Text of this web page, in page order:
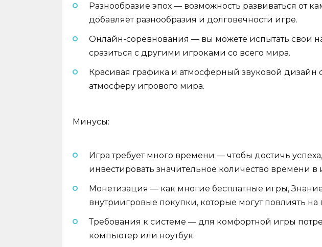
Разнообразие эпох — возможность развиваться от
добавляет разнообразия и долговечности игре.
Онлайн-соревнования — вы можете испытать свои
сразиться с другими игроками со всего мира.
Красивая графика и атмосферный звуковой
атмосферу игрового мира.
Минусы:
Игра требует много времени — чтобы достичь
инвестировать значительное количество времени в
Монетизация — как многие бесплатные игры,
внутриигровые покупки, которые могут повлиять
Требования к системе — для комфортной игры
компьютер или ноутбук.